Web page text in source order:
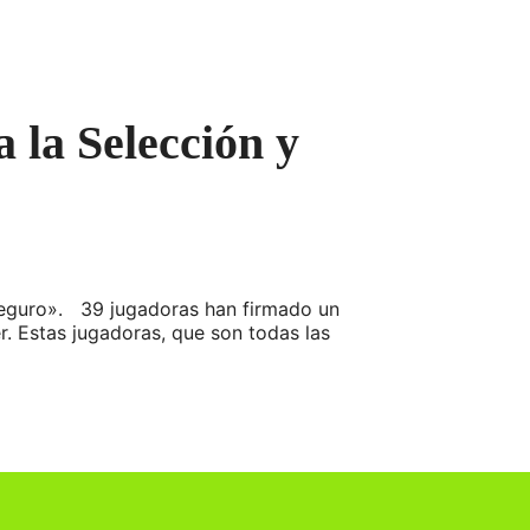
la Selección y
39 jugadoras han firmado un
Estas jugadoras, que son todas las